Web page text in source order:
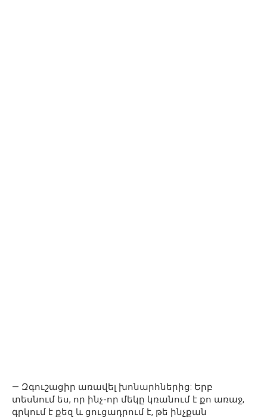
— Զգուշացիր առավել խոնարհներից: Երբ
տեսնում ես, որ ինչ-որ մեկը կռանում է քո առաջ,
գրկում է քեզ և ցուցադրում է, թե ինչքան